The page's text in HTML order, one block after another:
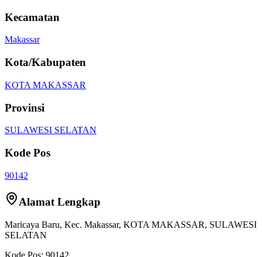
Kecamatan
Makassar
Kota/Kabupaten
KOTA MAKASSAR
Provinsi
SULAWESI SELATAN
Kode Pos
90142
Alamat Lengkap
Maricaya Baru, Kec. Makassar, KOTA MAKASSAR, SULAWESI
SELATAN
Kode Pos: 90142